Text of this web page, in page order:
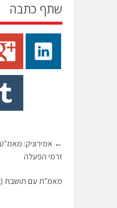
שתף כתבה
←
זרמי הפעלה
מאמ"ת עם תושבת (Socket)